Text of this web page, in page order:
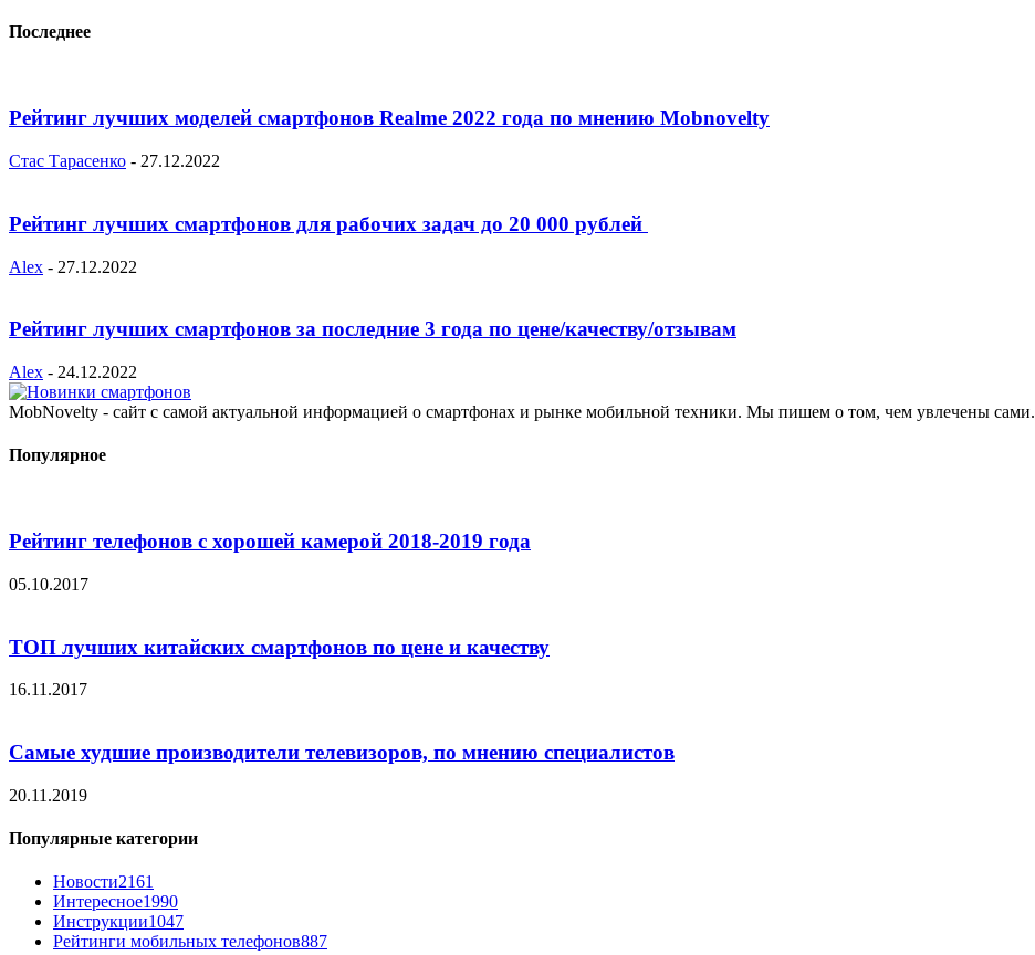
Последнее
Рейтинг лучших моделей смартфонов Realme 2022 года по мнению Mobnovelty
Стас Тарасенко - 27.12.2022
Рейтинг лучших смартфонов для рабочих задач до 20 000 рублей
Alex - 27.12.2022
Рейтинг лучших смартфонов за последние 3 года по цене/качеству/отзывам
Alex - 24.12.2022
MobNovelty - сайт с самой актуальной информацией о смартфонах и рынке мобильной техники. Мы пишем о том, чем увлечены сами.
Популярное
Рейтинг телефонов с хорошей камерой 2018-2019 года
05.10.2017
ТОП лучших китайских смартфонов по цене и качеству
16.11.2017
Самые худшие производители телевизоров, по мнению специалистов
20.11.2019
Популярные категории
Новости2161
Интересное1990
Инструкции1047
Рейтинги мобильных телефонов887